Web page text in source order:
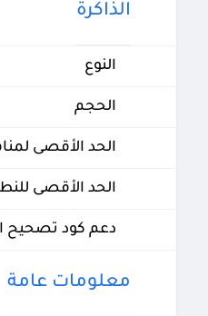
الذاكرة
النوع
الحجم
الحد الأقصى
الحد الأقصى
دعم كود تصحيح
معلومات عامة